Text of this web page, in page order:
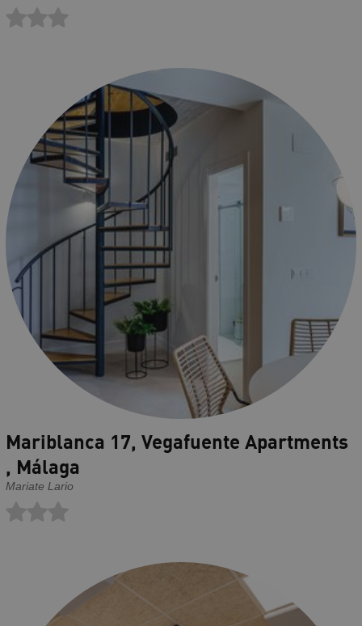
Mariblanca 17, Vegafuente Apartments
, Málaga
Mariate Lario